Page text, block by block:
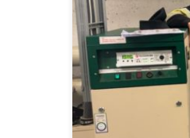
Vi gratulerer vår lærling
nådd!Lykke til videre i